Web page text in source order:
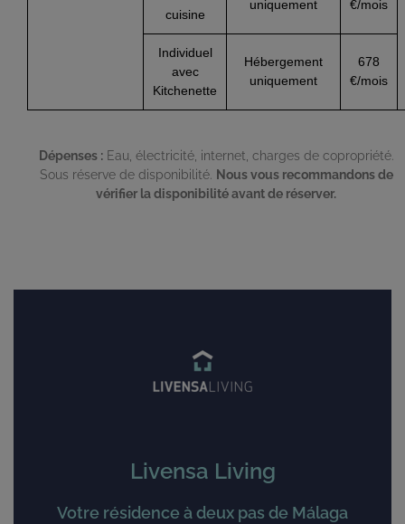
cuisine
uniquement €/mois
Individuel
avec
Kitchenette
Hébergement
uniquement
678
€/mois
Dépenses :Eau, électricité, internet, charges de copropriété.
Sous réserve de disponibilité. Nous vous recommandons de
vérifier la disponibilité avant de réserver.
Livensa Living
Votre résidence à deux pas de Málaga